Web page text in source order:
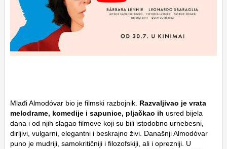
Mlađi Almodóvar bio je filmski razbojnik. Razvaljivao je vrata
melodrame, komedije i sapunice, pljačkao ih usred bijela
dana i od njih slagao filmove koji su bili istodobno urnebesni,
dirljivi, vulgarni, elegantni i beskrajno živi. Današnji Almodóvar
puno je mudriji, samokritičniji i filozofskiji, ali i oprezniji. U